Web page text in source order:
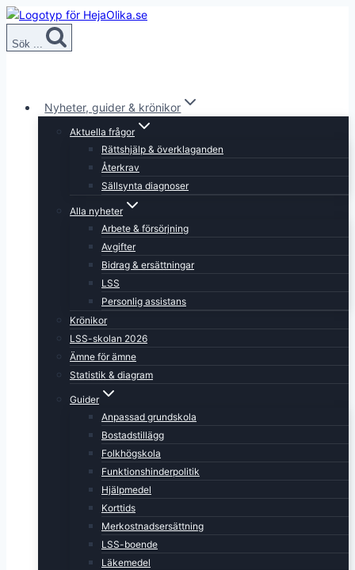
Skip
content
Sök ...
Nyheter, guider & krönikor
Aktuella frågor
Rättshjälp & överklaganden
Återkrav
Sällsynta diagnoser
Alla nyheter
Arbete & försörjning
Avgifter
Bidrag & ersättningar
LSS
Personlig assistans
Krönikor
LSS-skolan 2026
Ämne för ämne
Statistik & diagram
Guider
Anpassad grundskola
Bostadstillägg
Folkhögskola
Funktionshinderpolitik
Hjälpmedel
Korttids
Merkostnadsersättning
LSS-boende
Läkemedel